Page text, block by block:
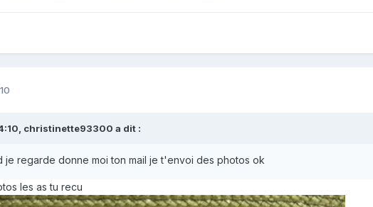
christinette93300 a dit :
regarde donne moi ton mail je t'envoi des photos ok
les as tu recu